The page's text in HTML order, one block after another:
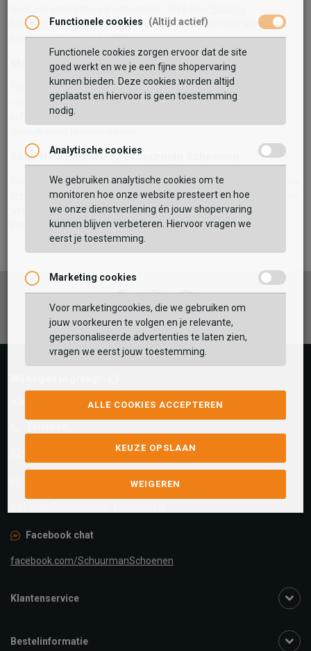
hardloopschoenenbieden demping en stabiliteit voor korte runs,
lange duurlopen en dagelijkse trainingen.
Maat, pasvorm & onderhoud
Twijfel je over de juiste maat? Raadpleeg demaattabel
controleer pasvormtips in de productbeschrijving. Houd je
schoenen langer mooi door ze regelmatig te reinigen en na
Shop New Balance bij Schuurman Schoenen
Bestel jouw favorieteNew Balanceschoenen eenvoudig online via
schuurman-schoenen.nl/new-balance. Liever passen in de winkel?
Gebruik dewinkellocatoren vind een filiaal bij jou in de buurt.
Profiteer ook van scherpe deals in deopruiming.
Klantenservice is gesloten
Antwoord binnen 24 uur
Facebook chat
facebook.com/SchuurmanSchoenen
Klantenservice
Bestelinformatie
Functionele cookies (Altijd actief)
Functionele cookies zorgen ervoor dat de site
goed werkt en we je een fijne shopervaring
kunnen bieden. Deze cookies worden altijd
geplaatst en hiervoor is geen toestemming
nodig.
Analytische cookies
We gebruiken analytische cookies om te
monitoren hoe onze website presteert en hoe
we onze dienstverlening én jouw shopervaring
kunnen blijven verbeteren. Hiervoor vragen we
eerst je toestemming.
Marketing cookies
Voor marketingcookies, die we gebruiken om
jouw voorkeuren te volgen en je relevante,
gepersonaliseerde advertenties te laten zien,
vragen we eerst jouw toestemming.
ALLE COOKIES ACCEPTEREN
KEUZE OPSLAAN
WEIGEREN